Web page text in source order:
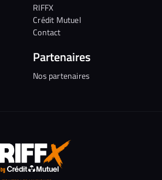
RIFFX
Crédit Mutuel
Contact
Partenaires
Nos partenaires